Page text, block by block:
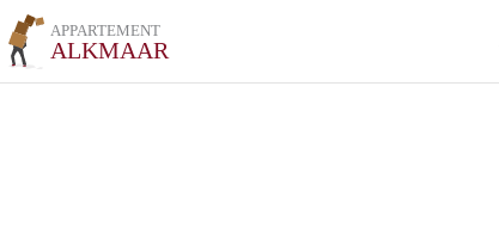
APPARTEMENT
ALKMAAR